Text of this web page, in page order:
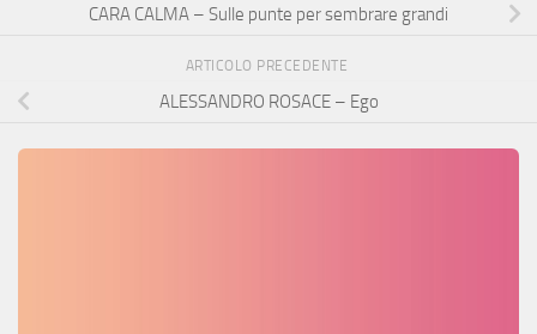
CARA CALMA – Sulle punte per sembrare grandi
ARTICOLO PRECEDENTE
ALESSANDRO ROSACE – Ego